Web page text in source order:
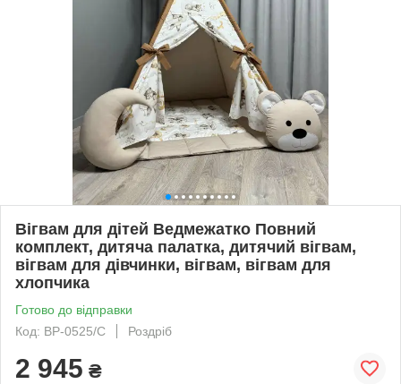
Вігвам для дітей Ведмежатко Повний
комплект, дитяча палатка, дитячий вігвам,
вігвам для дівчинки, вігвам, вігвам для
хлопчика
Готово до відправки
Код: ВР-0525/С
Роздріб
2 945 ₴